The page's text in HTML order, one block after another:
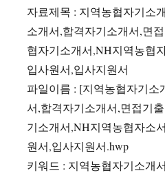
자료제목 : 지역농협자기소
소개서,합격자기소개서,면
협자기소개서,NH지역농협
입사원서,입사지원서
파일이름 : [지역농협자기소
서,합격자기소개서,면접기
기소개서,NH지역농협자소
원서,입사지원서.hwp
키워드 : 지역농협자기소개